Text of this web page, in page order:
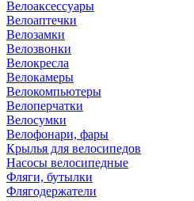
Велоаксессуары
Велоаптечки
Велозамки
Велозвонки
Велокресла
Велокамеры
Велокомпьютеры
Велоперчатки
Велосумки
Велофонари, фары
Крылья для велосипедов
Насосы велосипедные
Фляги, бутылки
Флягодержатели